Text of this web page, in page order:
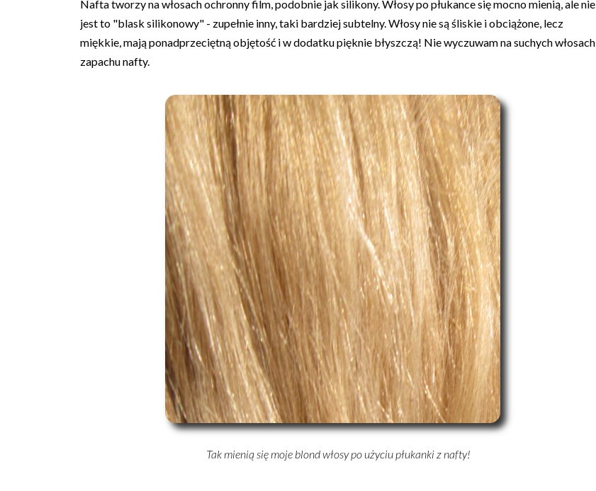
Nafta tworzy na włosach ochronny film, podobnie jak silikony. Włosy po płukance się mocno mienią, ale nie
jest to "blask silikonowy" - zupełnie inny, taki bardziej subtelny. Włosy nie są śliskie i obciążone, lecz
miękkie, mają ponadprzeciętną objętość i w dodatku pięknie błyszczą! Nie wyczuwam na suchych włosach
zapachu nafty.
Tak mienią się moje blond włosy po użyciu płukanki z nafty!